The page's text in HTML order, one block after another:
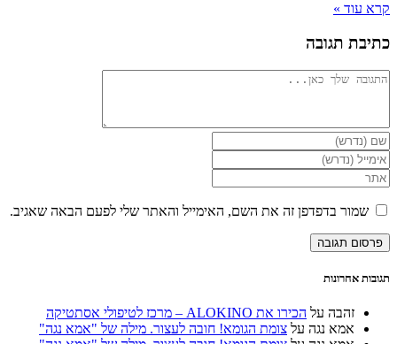
קרא עוד »
כתיבת תגובה
להגיב
הזן
את
השם
שלך
או
שם
משתמש
כדי
הזן
את
כתובת
דואר
האלקטרוני
שלך
כדי
הזן
את
כתובת
האינטרנט
שלך
שמור בדפדפן זה את השם, האימייל והאתר שלי לפעם הבאה שאגיב.
תגובות אחרונות
זהבה על הכירו את ALOKINO – מרכז לטיפולי אסתטיקה
אמא נגה על צומת הגומא! חובה לעצור. מילה של "אמא נגה"